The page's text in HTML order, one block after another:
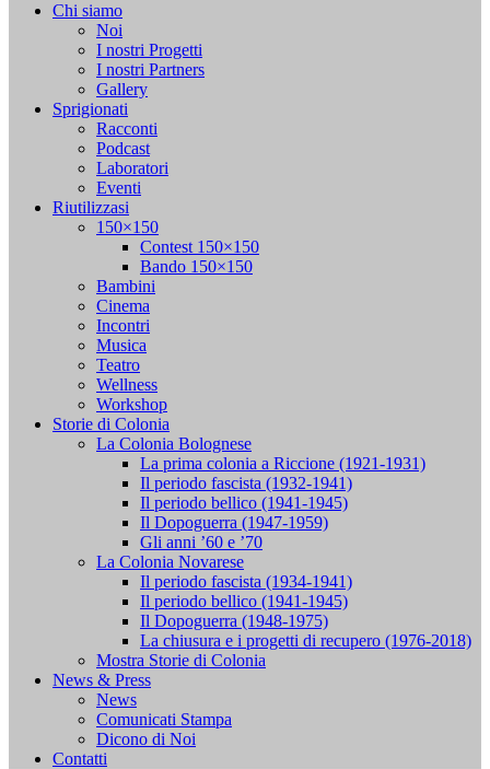
Chi siamo
Noi
I nostri Progetti
I nostri Partners
Gallery
Sprigionati
Racconti
Podcast
Laboratori
Eventi
Riutilizzasi
150×150
Contest 150×150
Bando 150×150
Bambini
Cinema
Incontri
Musica
Teatro
Wellness
Workshop
Storie di Colonia
La Colonia Bolognese
La prima colonia a Riccione (1921-1931)
Il periodo fascista (1932-1941)
Il periodo bellico (1941-1945)
Il Dopoguerra (1947-1959)
Gli anni ’60 e ’70
La Colonia Novarese
Il periodo fascista (1934-1941)
Il periodo bellico (1941-1945)
Il Dopoguerra (1948-1975)
La chiusura e i progetti di recupero (1976-2018)
Mostra Storie di Colonia
News & Press
News
Comunicati Stampa
Dicono di Noi
Contatti